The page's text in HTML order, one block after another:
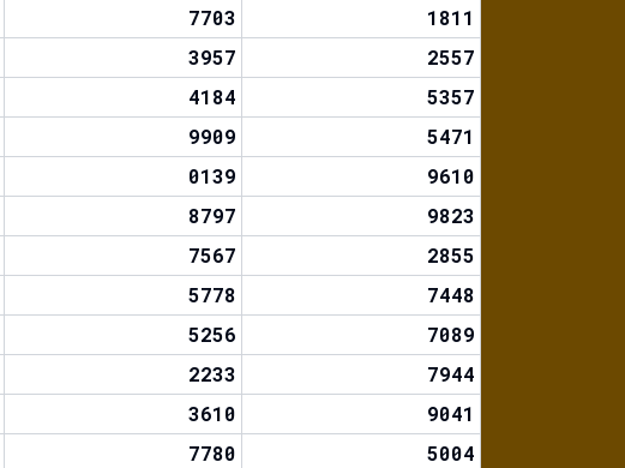
7703
1811
3957
2557
4184
5357
9909
5471
0139
9610
8797
9823
7567
2855
5778
7448
5256
7089
2233
7944
3610
9041
7780
5004